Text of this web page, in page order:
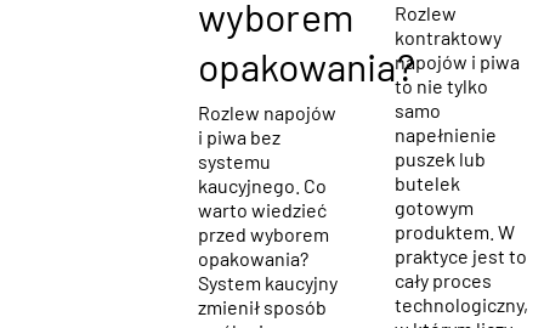
wyborem
opakowania?
Rozlew napojów
i piwa bez
systemu
kaucyjnego. Co
warto wiedzieć
przed wyborem
opakowania?
System kaucyjny
zmienił sposób
Rozlew
kontraktowy
napojów i piwa
to nie tylko
samo
napełnienie
puszek lub
butelek
gotowym
produktem. W
praktyce jest to
cały proces
technologiczny,